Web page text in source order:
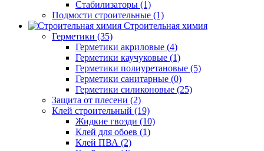
Стабилизаторы (1)
Подмости строительные (1)
Строительная химия
Герметики (35)
Герметики акриловые (4)
Герметики каучуковые (1)
Герметики полиуретановые (5)
Герметики санитарные (0)
Герметики силиконовые (25)
Защита от плесени (2)
Клей строительный (19)
Жидкие гвозди (10)
Клей для обоев (1)
Клей ПВА (2)